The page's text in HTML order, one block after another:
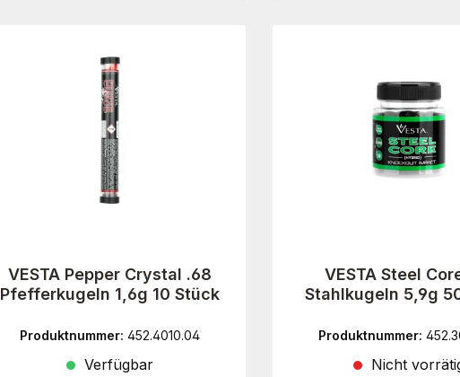
VESTA Pepper Crystal .68
Pfefferkugeln 1,6g 10 Stück
Produktnummer: 452.4010.04
Verfügbar
VESTA Steel
Stahlkugeln 5,9g
Produktnummer:
Nicht